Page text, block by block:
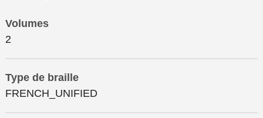
Volumes
2
Type de braille
FRENCH_UNIFIED